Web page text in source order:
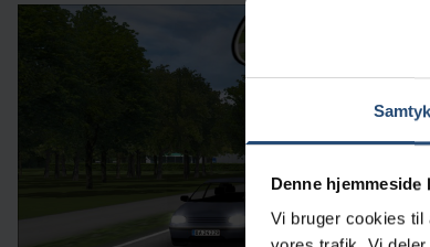
Denne
Vi bruger cookies til